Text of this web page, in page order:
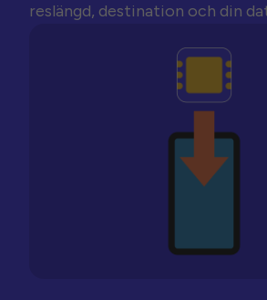
reslängd, destination och din